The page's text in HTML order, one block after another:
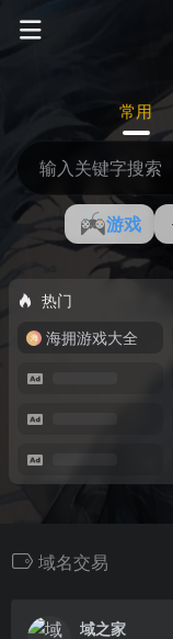
常用
游戏
热门
海拥游戏大全
域名交易
域之家